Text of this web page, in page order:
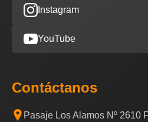
Instagram
YouTube
Contáctanos
Pasaje Los Alamos Nº 2610